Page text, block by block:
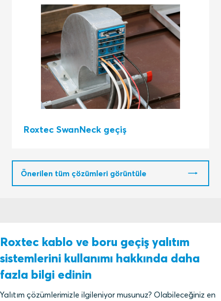
Roxtec SwanNeck geçiş
Önerilen tüm çözümleri görüntüle
Roxtec kablo ve boru geçiş yalıtım
sistemlerini kullanımı hakkında daha
fazla bilgi edinin
Yalıtım çözümlerimizle ilgileniyor musunuz? Olabileceğiniz en